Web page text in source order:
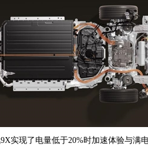
实现了电量低于20%时加速体验与满